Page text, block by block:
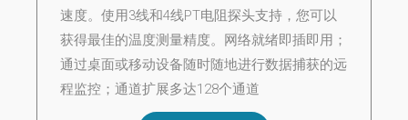
速度。使用3线和4线PT电阻探头支持，您可以
获得最佳的温度测量精度。网络就绪即插即用；
通过桌面或移动设备随时随地进行数据捕获的远
程监控；通道扩展多达128个通道